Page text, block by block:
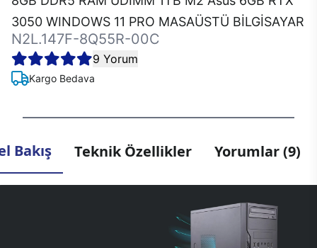
3050 WINDOWS 11 PRO MASAÜSTÜ BİLGİSAYAR
N2L.147F-8Q55R-00C
9 Yorum
Kargo Bedava
Bakış Teknik Özellikler Yorumlar (9)